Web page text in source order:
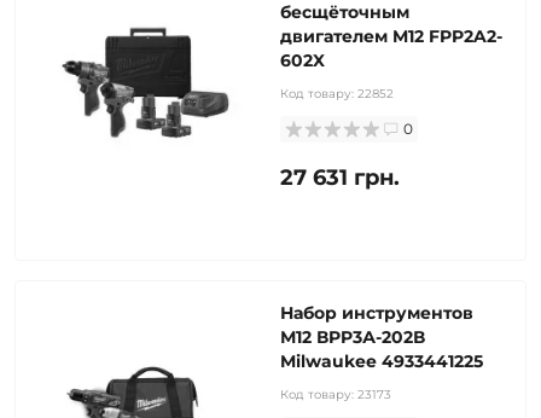
бесщёточным
двигателем M12 FPP2A2-
602X
Код товару: 22852
0
27 631 грн.
Набор инструментов
М12 ВPP3А-202В
Milwaukee 4933441225
Код товару: 23173